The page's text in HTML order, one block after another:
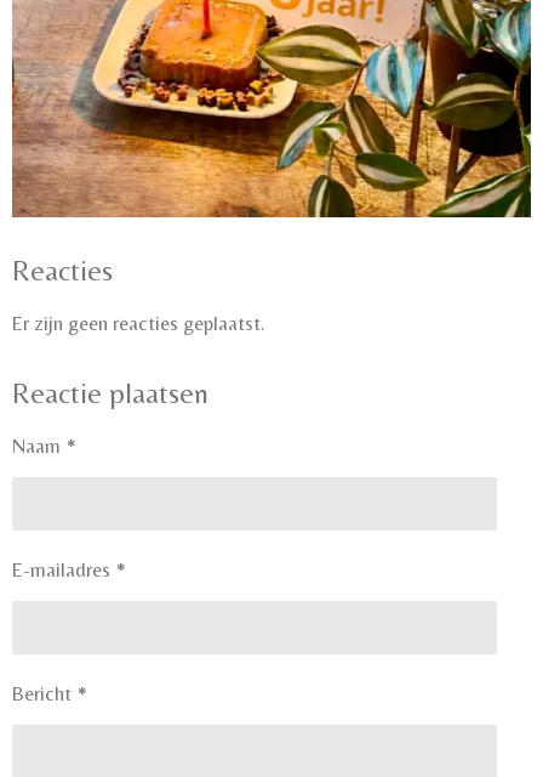
Reacties
Er zijn geen reacties geplaatst.
Reactie plaatsen
Naam *
E-mailadres *
Bericht *